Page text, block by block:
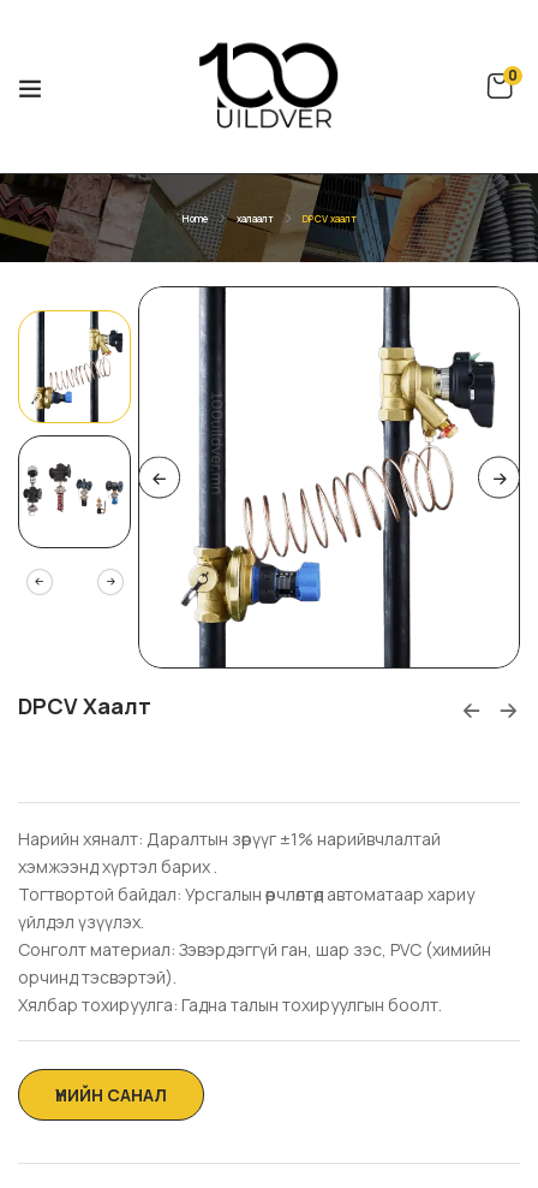
0
Home халаалт DPCV хаалт
DPCV Хаалт
Нарийн хяналт: Даралтын зөрүүг ±1% нарийвчлалтай
хэмжээнд хүртэл барих .
Тогтвортой байдал: Урсгалын өөрчлөлтөд автоматаар хариу
үйлдэл үзүүлэх.
Сонголт материал: Зэвэрдэггүй ган, шар зэс, PVC (химийн
орчинд тэсвэртэй).
Хялбар тохируулга: Гадна талын тохируулгын боолт.